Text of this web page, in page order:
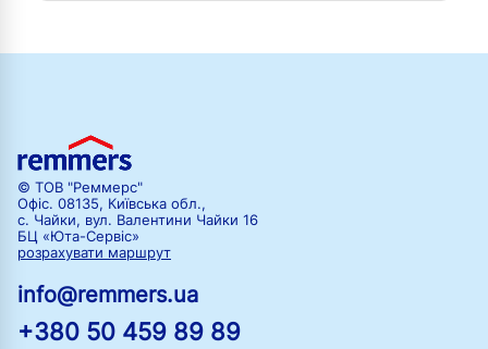
© ТОВ "Реммерс"
Офіс. 08135, Київська обл.,
с. Чайки, вул. Валентини Чайки 16
БЦ «Юта-Сервіс»
розрахувати маршрут
info@remmers.ua
+380 50 459 89 89